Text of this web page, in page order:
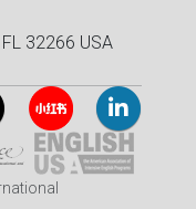
32266 USA